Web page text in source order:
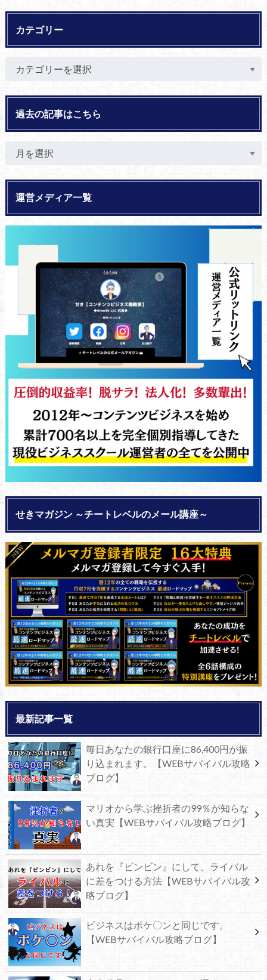
カテゴリー
過去の記事はこちら
運営メディア一覧
せきマガジン ～チートレベルのメール講座～
最新記事一覧
毎日あなたの銀行口座に86,400円が振
り込まれます。【WEBサバイバル攻略
ブログ】
マリオから学ぶ挫折者の99％が知らな
い真実【WEBサバイバル攻略ブログ】
あれを『ビンビン』にして、ライバル
に差をつける方法【WEBサバイバル攻
略ブログ】
ビジネスはポケ〇ンと同じです。
【WEBサバイバル攻略ブログ】